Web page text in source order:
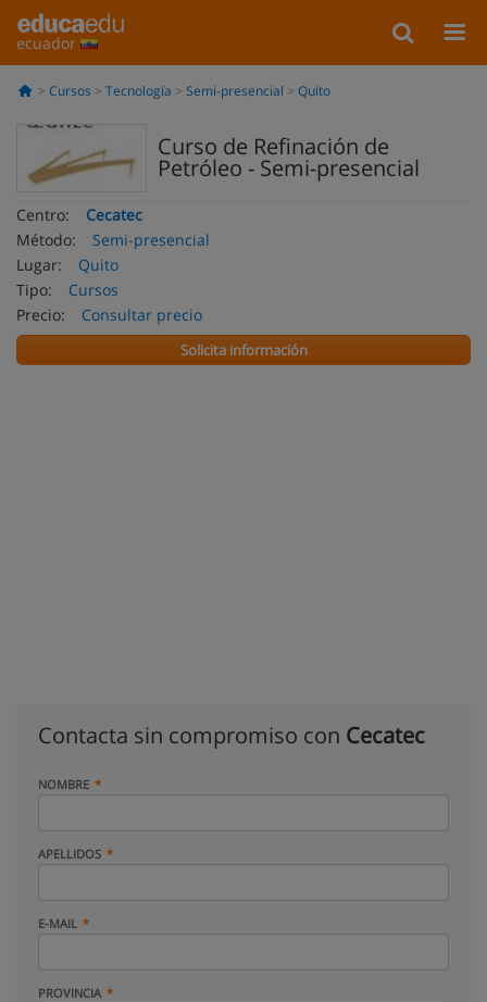
ecuador
Cursos Tecnología Semi-presencial Quito
Curso de Refinación de
Petróleo - Semi-presencial
Centro:
Cecatec
Método:
Semi-presencial
Lugar:
Quito
Tipo:
Cursos
Precio:
Consultar precio
Solicita información
Contacta sin compromiso con Cecatec
NOMBRE
APELLIDOS
E-MAIL
PROVINCIA